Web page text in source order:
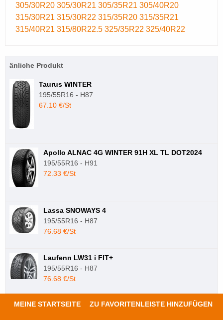
305/30R20 305/30R21 305/35R21 305/40R20
315/30R21 315/30R22 315/35R20 315/35R21
315/40R21 315/80R22.5 325/35R22 325/40R22
änliche Produkt
Taurus WINTER
195/55R16 - H87
67.10 €/St
Apollo ALNAC 4G WINTER 91H XL TL DOT2024
195/55R16 - H91
72.33 €/St
Lassa SNOWAYS 4
195/55R16 - H87
76.68 €/St
Laufenn LW31 i FIT+
195/55R16 - H87
76.68 €/St
MEINE STARTSEITE ZU FAVORITENLEISTE HINZUFÜGEN